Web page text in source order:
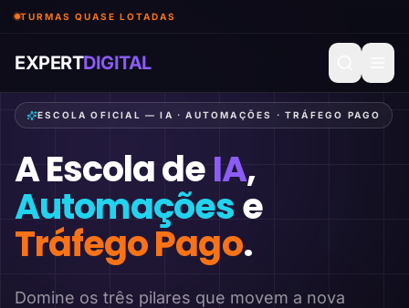
TURMAS QUASE LOTADAS
EXPERTDIGITAL
ESCOLA OFICIAL — IA · AUTOMAÇÕES · TRÁFEGO PAGO
A Escola deIA,
Automaçõese
Tráfego Pago.
Domine os três pilares que movem a nova